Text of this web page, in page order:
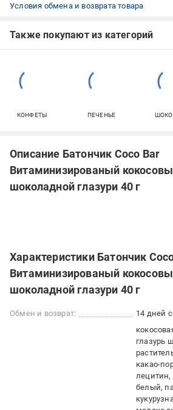
Условия обмена и возврата товара
Также покупают из категорий
КОНФЕТЫ ПЕЧЕНЬЕ
Описание Батончик Coco Bar
Витаминизированый
шоколадной глазури 40 г
Характеристики Батончик
Витаминизированый
шоколадной глазури 40 г
Обмен и возврат:
14 дней
глазурь
какао-
лецитин,
белый,